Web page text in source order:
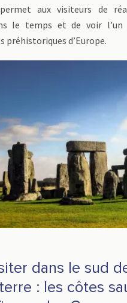
permet aux visiteurs de
le temps et de voir l’un
préhistoriques d’Europe.
dans le sud
: les côtes